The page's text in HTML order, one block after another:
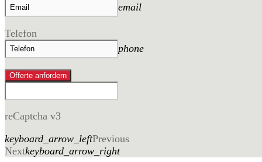
email
Telefon
phone
Offerte anfordern
reCaptcha v3
keyboard_arrow_leftPrevious
Nextkeyboard_arrow_right